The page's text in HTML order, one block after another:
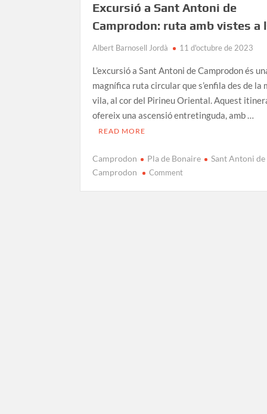
Excursió a Sant Antoni de
Camprodon: ruta amb vistes a
Albert Barnosell Jordà 11 d'octubre de 2023
L’excursió a Sant Antoni de Camprodon és
magnífica ruta circular que s’enfila des de la
vila, al cor del Pirineu Oriental. Aquest
ofereix una ascensió entretinguda, amb …
READ MORE
Camprodon Pla de Bonaire
Sant Antoni de
Camprodon
Commenton